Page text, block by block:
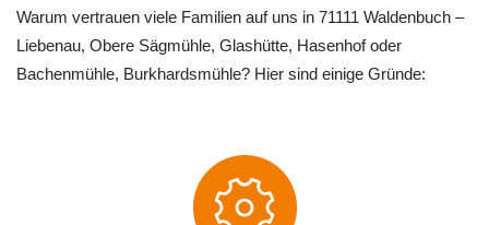
Warum vertrauen viele Familien auf uns in 71111 Waldenbuch –
Liebenau, Obere Sägmühle, Glashütte, Hasenhof oder
Bachenmühle, Burkhardsmühle? Hier sind einige Gründe: